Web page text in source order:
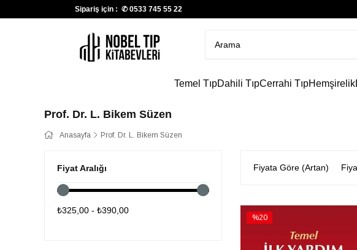
Sipariş için : ✆ 0533 745 55 22
Temel TıpDahili TıpCerrahi TıpHemşirelik
Prof. Dr. L. Bikem Süzen
Anasayfa Prof. Dr. L. Bikem Süzen
Fiyat Aralığı
₺325,00 - ₺390,00
Fiyata Göre (Artan)
%20
%20İndirim